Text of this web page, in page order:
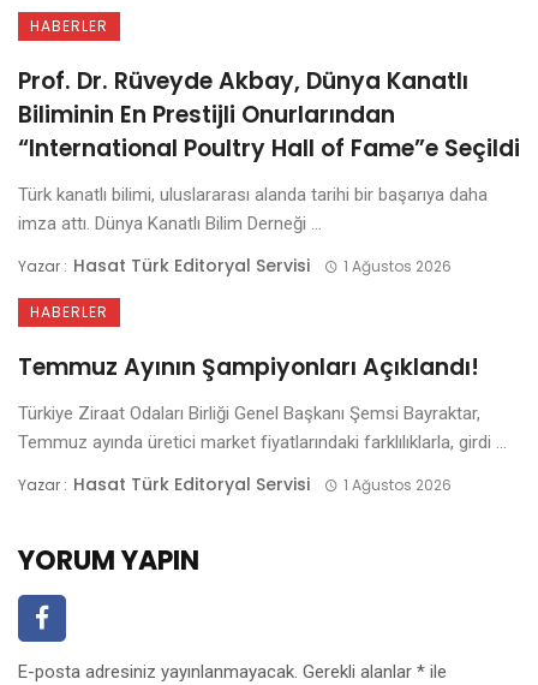
HABERLER
Prof. Dr. Rüveyde Akbay, Dünya Kanatlı
Biliminin En Prestijli Onurlarından
“International Poultry Hall of Fame”e Seçildi
Türk kanatlı bilimi, uluslararası alanda tarihi bir başarıya daha
imza attı. Dünya Kanatlı Bilim Derneği ...
Yazar : Hasat Türk Editoryal Servisi 1 Ağustos 2026
HABERLER
Temmuz Ayının Şampiyonları Açıklandı!
Türkiye Ziraat Odaları Birliği Genel Başkanı Şemsi Bayraktar,
Temmuz ayında üretici market fiyatlarındaki farklılıklarla, girdi ...
Yazar : Hasat Türk Editoryal Servisi 1 Ağustos 2026
YORUM YAPIN
E-posta adresiniz yayınlanmayacak. Gerekli alanlar * ile